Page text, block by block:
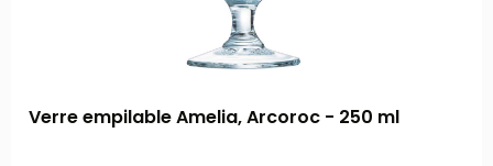
Verre empilable Amelia, Arcoroc - 250 ml